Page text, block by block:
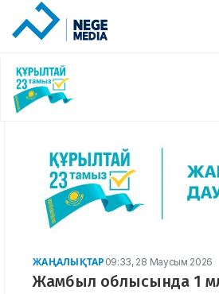
ЖАҢАЛЫҚТАР 09:33, 28 Маусым 2026
Жамбыл облысында 1